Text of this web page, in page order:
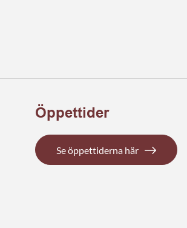
Öppettider
Se öppettiderna här